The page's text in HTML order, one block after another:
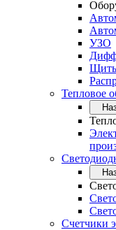
УЗО
Тепловое
Счетчики